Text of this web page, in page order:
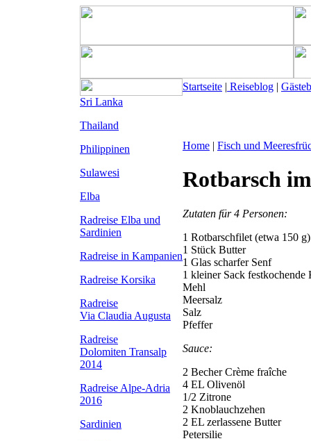
Startseite | Reiseblog |
Sri Lanka
Thailand
Philippinen
Sulawesi
Elba
Radreise Elba und
Sardinien
Radreise in Kampanien
Radreise Korsika
Radreise
Via Claudia Augusta
Radreise
Dolomiten Transalp
2014
Radreise Alpe-Adria
2016
Sardinien
Home | Fisch und
Rotbarsch
Zutaten für 4 Personen:
1 Rotbarschfilet (etwa 150 g)
1 Stück Butter
1 Glas scharfer Senf
1 kleiner Sack festkochende
Mehl
Meersalz
Salz
Pfeffer
Sauce:
2 Becher Crème fraîche
4 EL Olivenöl
1/2 Zitrone
2 Knoblauchzehen
2 EL zerlassene Butter
Petersilie